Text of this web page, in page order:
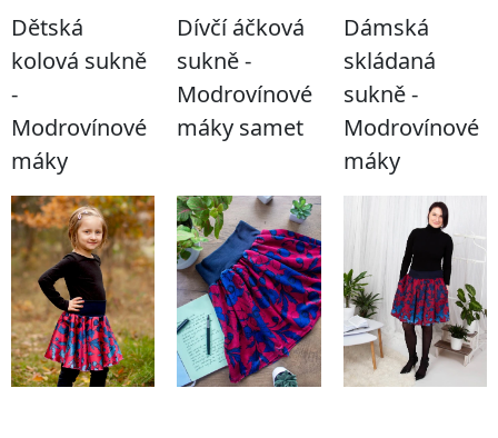
Dětská
kolová sukně
-
Modrovínové
máky
Dívčí áčková
sukně -
Modrovínové
máky samet
Dámská
skládaná
sukně -
Modrovínové
máky